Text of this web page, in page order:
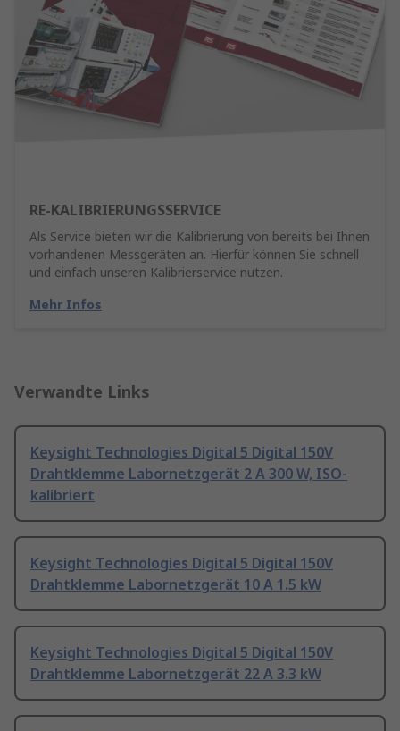
RE-KALIBRIERUNGSSERVICE
Als Service bieten wir die Kalibrierung von bereits bei Ihnen
vorhandenen Messgeräten an. Hierfür können Sie schnell
und einfach unseren Kalibrierservice nutzen.
Mehr Infos
Verwandte Links
Keysight Technologies Digital 5 Digital 150V
Drahtklemme Labornetzgerät 2 A 300 W, ISO-
kalibriert
Keysight Technologies Digital 5 Digital 150V
Drahtklemme Labornetzgerät 10 A 1.5 kW
Keysight Technologies Digital 5 Digital 150V
Drahtklemme Labornetzgerät 22 A 3.3 kW